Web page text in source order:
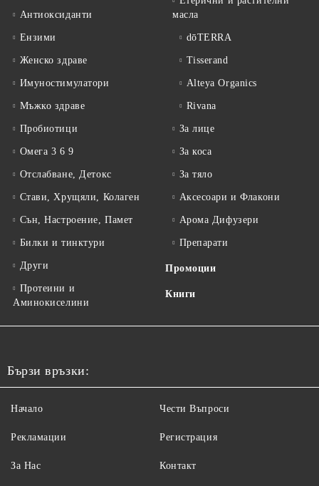
Антиоксиданти
Ензими
Женско здраве
Имуностимулатори
Мъжко здраве
Пробиотици
Омега 3 6 9
Отслабване, Детокс
Стави, Хрущяли, Колаген
Сън, Настроение, Памет
Билки и тинктури
Други
Протеини и
Аминокиселини
масла
dōTERRA
Tisserand
Alteya Organics
Rivana
За лице
За коса
За тяло
Аксесоари и Флакони
Арома Дифузери
Препарати
Промоции
Книги
Бързи връзки:
Начало
Рекламации
За Нас
Чести Въпроси
Регистрация
Контакт